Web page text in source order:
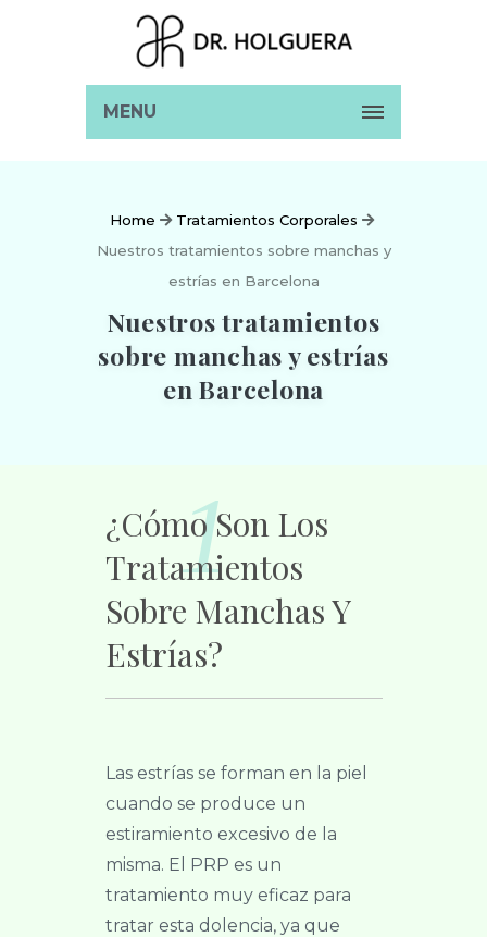
MENU
Home
Tratamientos Corporales
Nuestros tratamientos sobre manchas y
estrías en Barcelona
Nuestros tratamientos
sobre manchas y estrías
en Barcelona
¿Cómo Son Los
Tratamientos
Sobre Manchas Y
Estrías?
1
Las estrías se forman en la piel
cuando se produce un
estiramiento excesivo de la
misma. El PRP es un
tratamiento muy eficaz para
tratar esta dolencia, ya que